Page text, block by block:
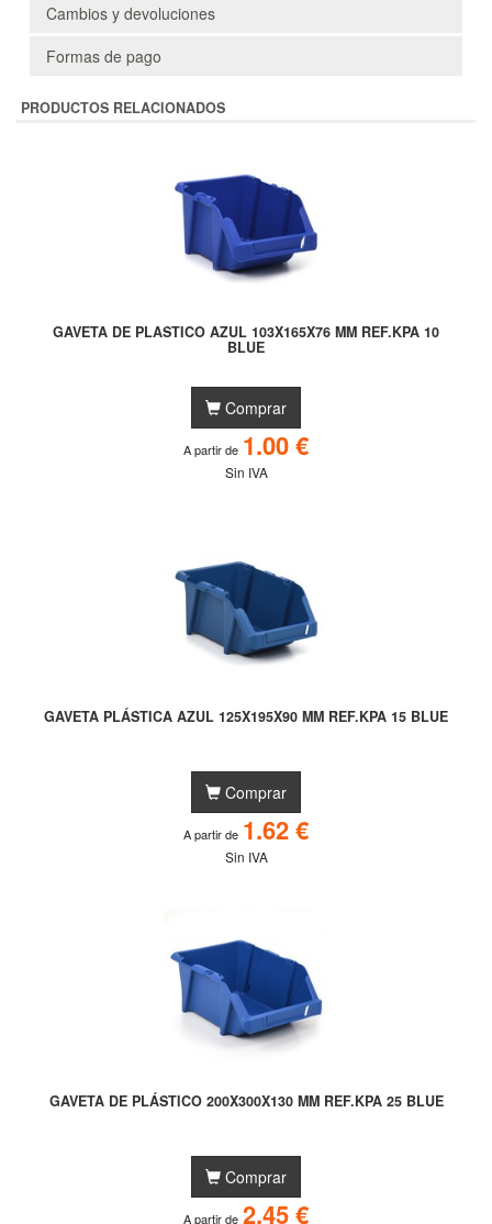
Cambios y devoluciones
Formas de pago
PRODUCTOS RELACIONADOS
GAVETA DE PLASTICO AZUL 103X165X76 MM REF.KPA 10
BLUE
Comprar
A partir de 1.00 €
Sin IVA
GAVETA PLÁSTICA AZUL 125X195X90 MM REF.KPA 15 BLUE
Comprar
A partir de 1.62 €
Sin IVA
GAVETA DE PLÁSTICO 200X300X130 MM REF.KPA 25 BLUE
Comprar
A partir de 2.45 €